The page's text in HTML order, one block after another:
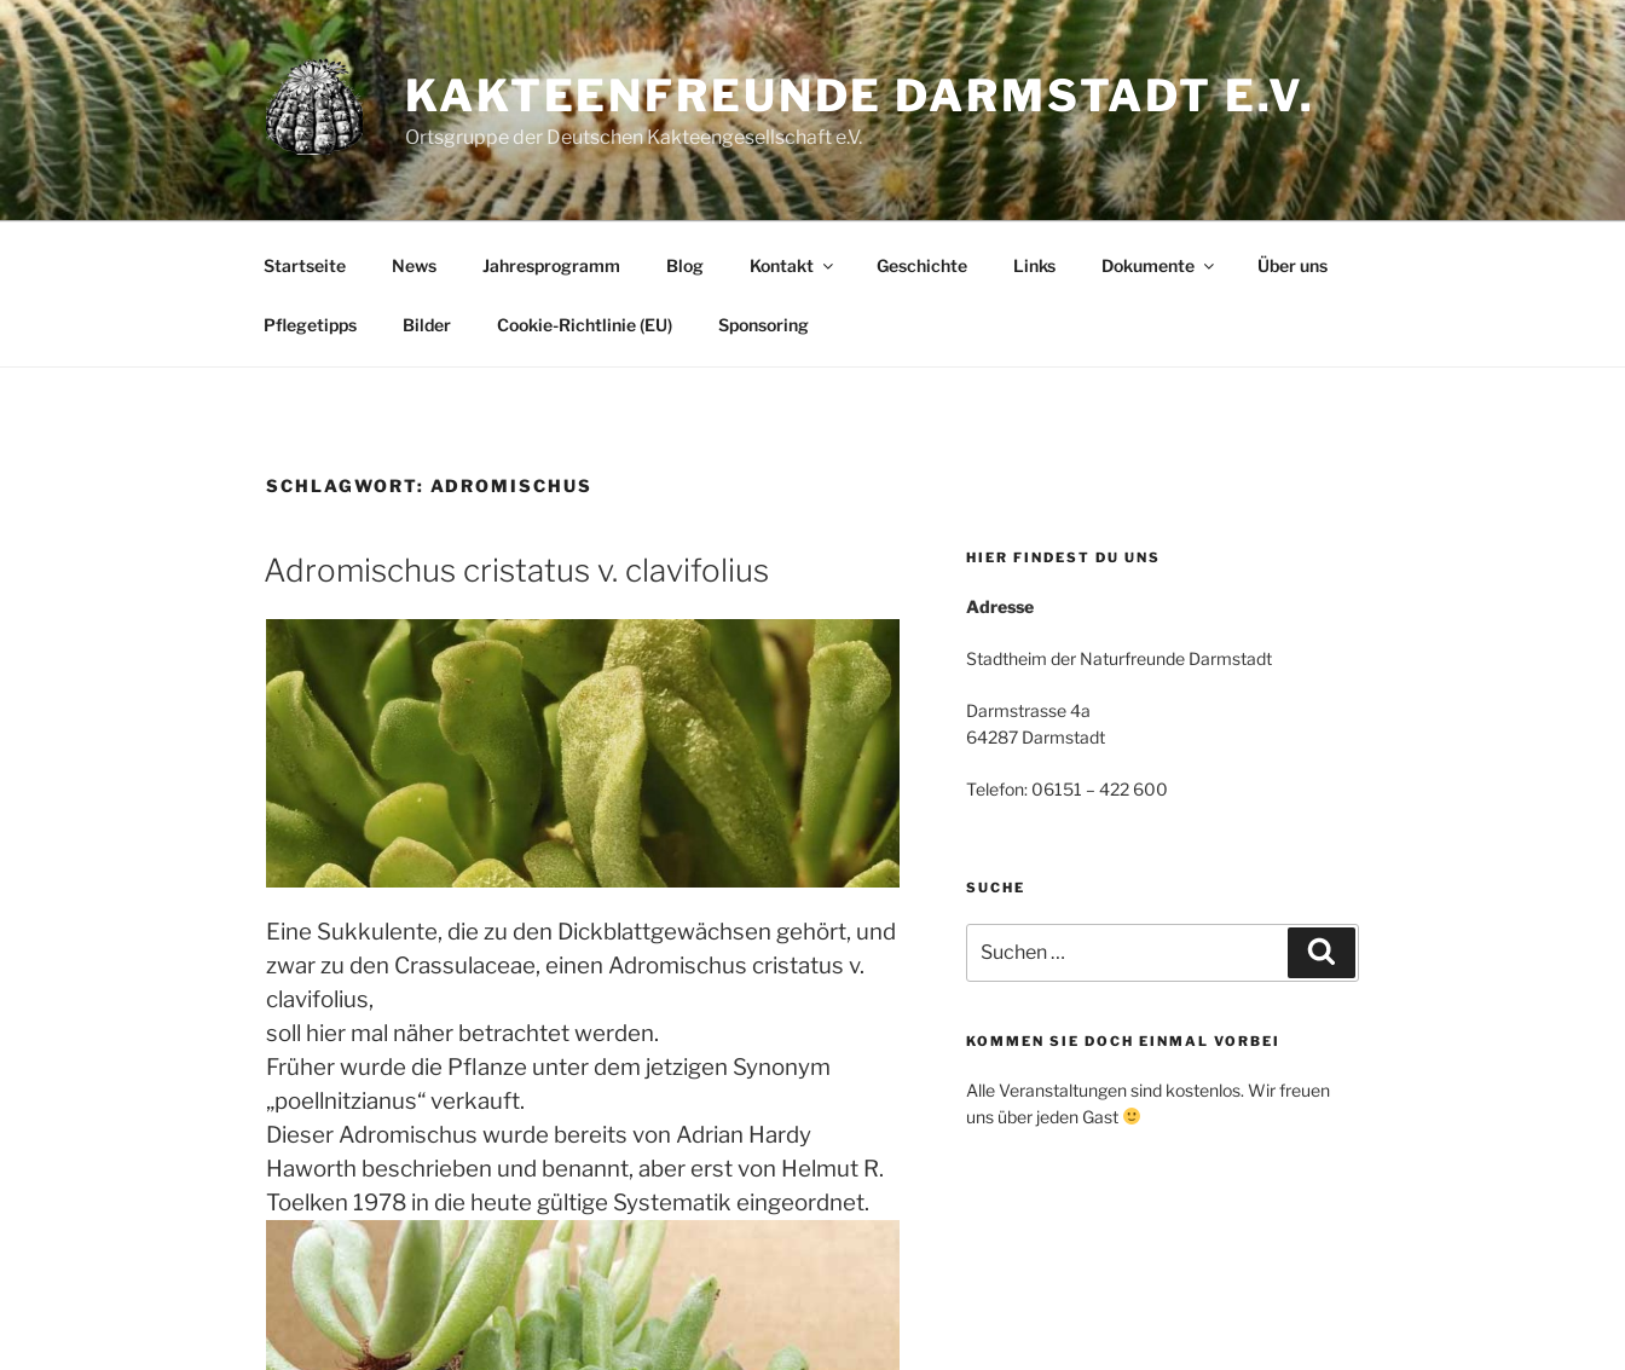
Zum
Inhalt
springen
KAKTEENFREUNDE DARMSTADT E.V.
Ortsgruppe der Deutschen Kakteengesellschaft e.V.
Startseite News Jahresprogramm Blog Kontakt Geschichte Links Dokumente Über uns
Pflegetipps Bilder Cookie-Richtlinie (EU) Sponsoring
SCHLAGWORT: ADROMISCHUS
Adromischus cristatus v. clavifolius
Eine Sukkulente, die zu den Dickblattgewächsen gehört, und
zwar zu den Crassulaceae, einen Adromischus cristatus v.
clavifolius,
soll hier mal näher betrachtet werden.
Früher wurde die Pflanze unter dem jetzigen Synonym
„poellnitzianus“ verkauft.
Dieser Adromischus wurde bereits von Adrian Hardy
Haworth beschrieben und benannt, aber erst von Helmut R.
Toelken 1978 in die heute gültige Systematik eingeordnet.
HIER FINDEST DU UNS
Adresse
Stadtheim der Naturfreunde Darmstadt
Darmstrasse 4a
64287 Darmstadt
Telefon: 06151 – 422 600
SUCHE
nach:
KOMMEN SIE DOCH EINMAL VORBEI
Alle Veranstaltungen sind kostenlos. Wir freuen
uns über jeden Gast